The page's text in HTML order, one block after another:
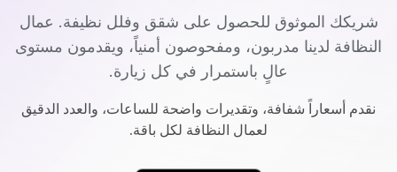
شريكك الموثوق للحصول على شقق وفلل نظيفة. عمال
النظافة لدينا مدربون، ومفحوصون أمنياً، ويقدمون مستوى
عالٍ باستمرار في كل زيارة.
نقدم أسعاراً شفافة، وتقديرات واضحة للساعات، والعدد الدقيق
لعمال النظافة لكل باقة.